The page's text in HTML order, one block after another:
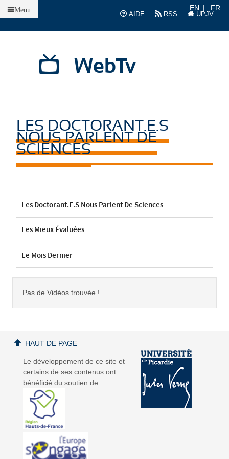
AIDE
RSS UPJV
EN FR
WebTv
Menu
LES DOCTORANT.E.S
NOUS PARLENT DE
SCIENCES
Les Doctorant.e.s Nous Parlent De Sciences
Les Mieux Évaluées
Le Mois Dernier
Pas de Vidéos trouvée !
Le développement de ce site et
certains de ses contenus ont
bénéficié du soutien de :
HAUT DE PAGE